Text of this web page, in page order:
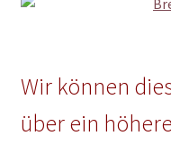
Warenkorb
Wir können
über ein